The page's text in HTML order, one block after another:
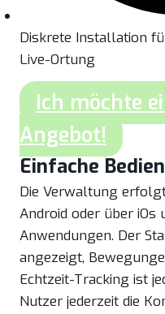
Diskrete Installation
Live-Ortung
Ich möchte
Angebot!
Einfache
Die Verwaltung
Android oder über iOs
Anwendungen. Der
angezeigt,
Echtzeit-Tracking ist
Nutzer jederzeit die